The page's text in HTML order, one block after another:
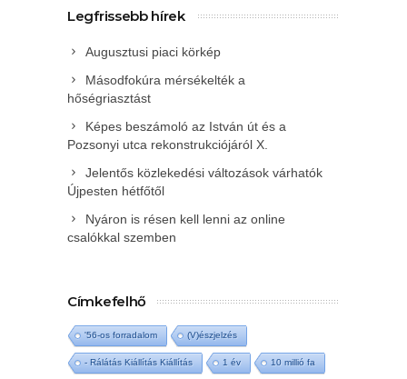
Legfrissebb hírek
Augusztusi piaci körkép
Másodfokúra mérsékelték a
hőségriasztást
Képes beszámoló az István út és a
Pozsonyi utca rekonstrukciójáról X.
Jelentős közlekedési változások várhatók
Újpesten hétfőtől
Nyáron is résen kell lenni az online
csalókkal szemben
Címkefelhő
'56-os forradalom (V)észjelzés
- Rálátás Kiállítás Kiállítás 1 év 10 millió fa